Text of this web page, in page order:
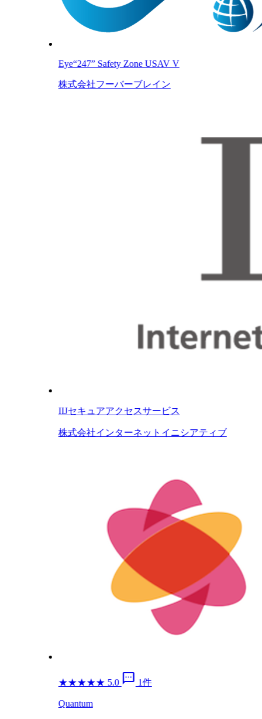
Eye“247” Safety Zone USAV V
株式会社フーバーブレイン
IIJセキュアアクセスサービス
株式会社インターネットイニシアティブ
★★★★★ 5.0 sms 1件
Quantum